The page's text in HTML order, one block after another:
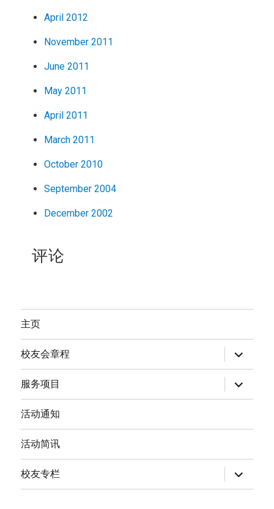
April 2012
November 2011
June 2011
May 2011
April 2011
March 2011
October 2010
September 2004
December 2002
评论
主页
校友会章程
expand
child
menu
服务项目
expand
child
menu
活动通知
活动简讯
校友专栏
expand
child
menu